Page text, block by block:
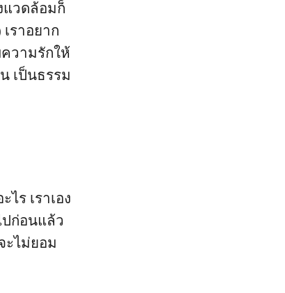
แวดล้อมก็
ราอยาก
วามรักให้
เป็นธรรม
ร เราเอง
ก่อนแล้ว
ะไม่ยอม